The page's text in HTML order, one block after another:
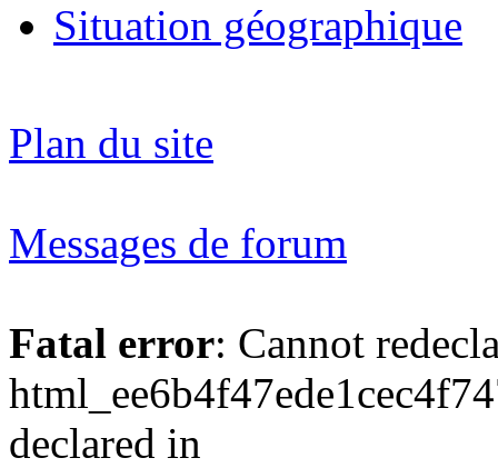
Situation géographique
Plan du site
Messages de forum
Fatal error: Cannot
declared in